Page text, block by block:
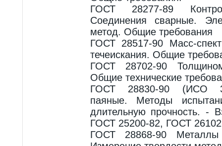
ГОСТ 28277-89
Соединения сварные.
метод. Общие требования
ГОСТ 28517-90 Масс-
течеискания. Общие
ГОСТ 28702-90
Общие технические
ГОСТ 28830-90 (ИСО
паяные. Методы
длительную прочность. -
ГОСТ 25200-82, ГОСТ
ГОСТ 28868-90